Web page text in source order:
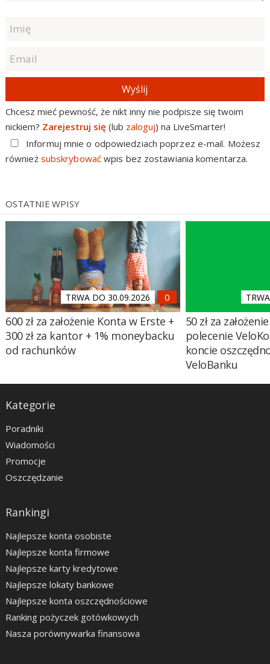
Wyślij
Chcesz mieć pewność, że nikt inny nie podpisze się twoim
nickiem? Zarejestruj się (lub zaloguj) na LiveSmarter!
Informuj mnie o odpowiedziach poprzez e-mail. Możesz
również subskrybowaćwpis bez zostawiania komentarza.
OSTATNIE WPISY
TRWA DO 30.09.2026
600 zł za założenie Konta w Erste +
300 zł za kantor + 1% moneybacku
od rachunków
50 zł za
polecenie
koncie
VeloBanku
Kategorie
Poradniki
Wiadomości
Promocje
Oszczędzanie
Rankingi
Najlepsze konta osobiste
Najlepsze konta firmowe
Najlepsze karty kredytowe
Najlepsze lokaty bankowe
Najlepsze konta oszczędnościowe
Ranking pożyczek gotówkowych
Nasza porównywarka finansowa